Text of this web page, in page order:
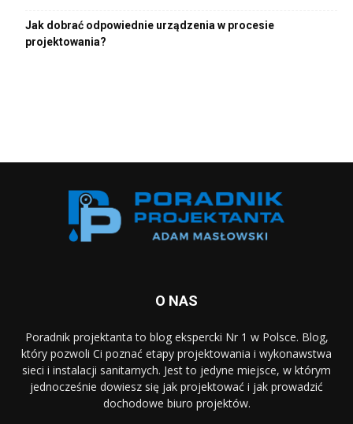
Jak dobrać odpowiednie urządzenia w procesie
projektowania?
O NAS
Poradnik projektanta to blog ekspercki Nr 1 w Polsce. Blog,
który pozwoli Ci poznać etapy projektowania i wykonawstwa
sieci i instalacji sanitarnych. Jest to jedyne miejsce, w którym
jednocześnie dowiesz się jak projektować i jak prowadzić
dochodowe biuro projektów.